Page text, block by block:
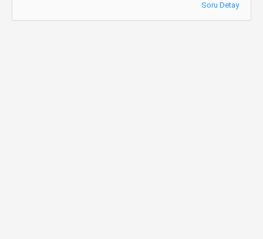
Soru Detay